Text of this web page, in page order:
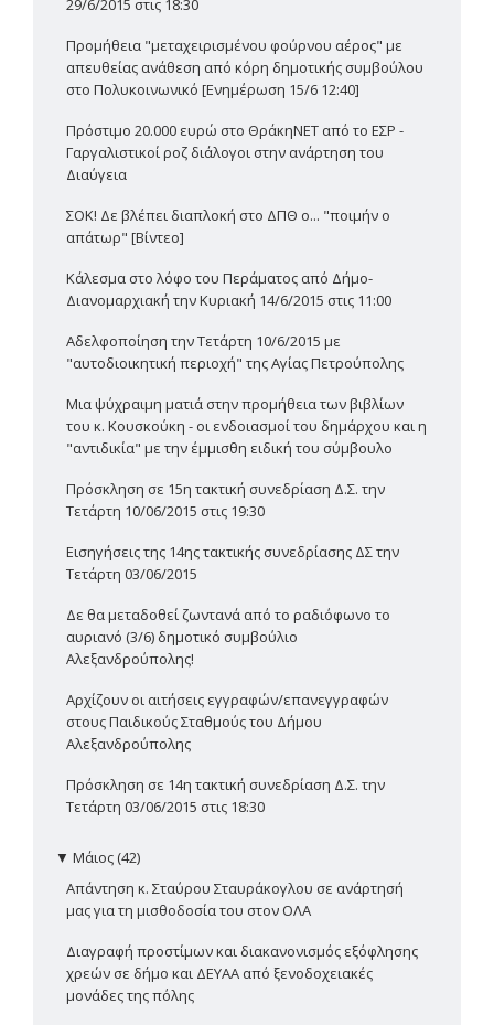
29/6/2015 στις 18:30
Προμήθεια "μεταχειρισμένου φούρνου αέρος" με
απευθείας ανάθεση από κόρη δημοτικής συμβούλου
στο Πολυκοινωνικό [Ενημέρωση 15/6 12:40]
Πρόστιμο 20.000 ευρώ στο ΘράκηΝΕΤ από το ΕΣΡ -
Γαργαλιστικοί ροζ διάλογοι στην ανάρτηση του
Διαύγεια
ΣΟΚ! Δε βλέπει διαπλοκή στο ΔΠΘ ο... "ποιμήν ο
απάτωρ" [Βίντεο]
Κάλεσμα στο λόφο του Περάματος από Δήμο-
Διανομαρχιακή την Κυριακή 14/6/2015 στις 11:00
Αδελφοποίηση την Τετάρτη 10/6/2015 με
"αυτοδιοικητική περιοχή" της Αγίας Πετρούπολης
Μια ψύχραιμη ματιά στην προμήθεια των βιβλίων
του κ. Κουσκούκη - οι ενδοιασμοί του δημάρχου και η
"αντιδικία" με την έμμισθη ειδική του σύμβουλο
Πρόσκληση σε 15η τακτική συνεδρίαση Δ.Σ. την
Τετάρτη 10/06/2015 στις 19:30
Εισηγήσεις της 14ης τακτικής συνεδρίασης ΔΣ την
Τετάρτη 03/06/2015
Δε θα μεταδοθεί ζωντανά από το ραδιόφωνο το
αυριανό (3/6) δημοτικό συμβούλιο
Αλεξανδρούπολης!
Αρχίζουν οι αιτήσεις εγγραφών/επανεγγραφών
στους Παιδικούς Σταθμούς του Δήμου
Αλεξανδρούπολης
Πρόσκληση σε 14η τακτική συνεδρίαση Δ.Σ. την
Τετάρτη 03/06/2015 στις 18:30
▼ Μάιος (42)
Απάντηση κ. Σταύρου Σταυράκογλου σε ανάρτησή
μας για τη μισθοδοσία του στον ΟΛΑ
Διαγραφή προστίμων και διακανονισμός εξόφλησης
χρεών σε δήμο και ΔΕΥΑΑ από ξενοδοχειακές
μονάδες της πόλης